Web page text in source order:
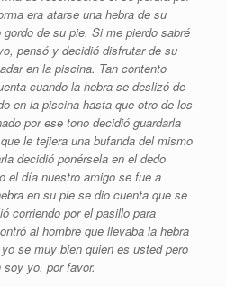
era atarse una hebra de su
de su pie. Si me pierdo sabré
pensó y decidió disfrutar de su
en la piscina. Tan contento
cuando la hebra se deslizó de
en la piscina hasta que otro de los
por ese tono decidió guardarla
le tejiera una bufanda del mismo
decidió ponérsela en el dedo
el día nuestro amigo se fue a
en su pie se dio cuenta que se
corriendo por el pasillo para
al hombre que llevaba la hebra
se muy bien quien es usted pero
yo, por favor.